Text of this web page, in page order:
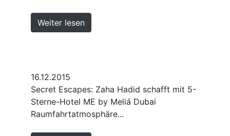
Weiter lesen
16.12.2015
Secret Escapes: Zaha Hadid schafft mit 5-
Sterne-Hotel ME by Meliá Dubai
Raumfahrtatmosphäre...